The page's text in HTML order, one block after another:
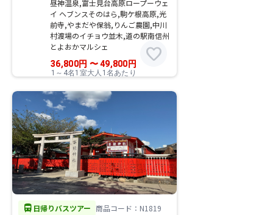
昼神温泉,富士見台高原ロープーウェ
イ ヘブンスそのはら,駒ケ根高原,光
前寺,やまだや保翁,りんご農園,中川
村渡場のイチョウ並木,道の駅南信州
とよおかマルシェ
36,800円 〜49,800 円
1～4名1室大人1名あたり
favorite
directions_bus 日帰りバスツアー 商品コード：N1819